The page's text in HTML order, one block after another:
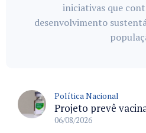
iniciativas que
desenvolvimento
Política Nacional
06/08/2026